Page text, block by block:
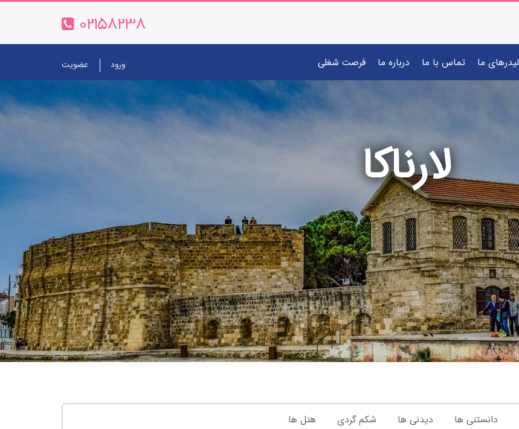
02158238
ورود عضویت لیدرهای ما تماس با ما درباره ما فرصت شغلی
لارناکا
دانستنی ها دیدنی ها شکم گردی هتل ها